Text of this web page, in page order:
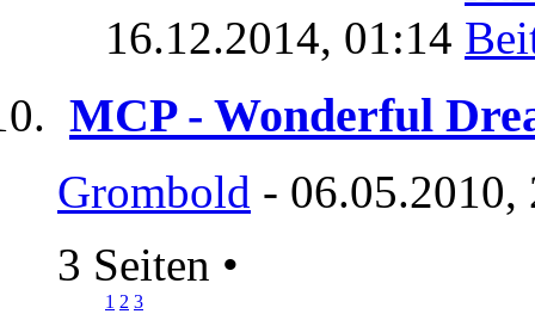
16.12.2014, 01:14
MCP - Wonderful
Grombold - 06.05.2010,
3 Seiten •
1 2 3